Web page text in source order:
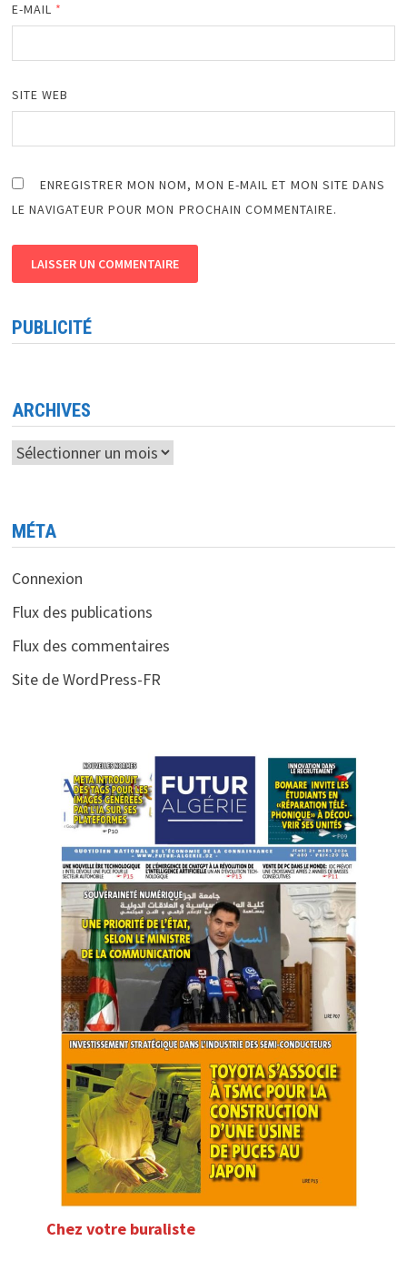
E-MAIL *
SITE WEB
ENREGISTRER MON NOM, MON E-MAIL ET MON SITE DANS
LE NAVIGATEUR POUR MON PROCHAIN COMMENTAIRE.
PUBLICITÉ
ARCHIVES
Archives
MÉTA
Connexion
Flux des publications
Flux des commentaires
Site de WordPress-FR
Chez votre buraliste